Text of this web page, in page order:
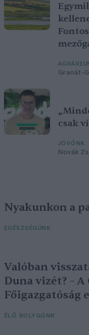
Granát-
csak
JÖVŐNK
Novák
Nyakunkon a
EGÉSZSÉGÜNK
Valóban
Duna vizét? –
Főigazgatóság
ÉLŐ BOLYGÓNK